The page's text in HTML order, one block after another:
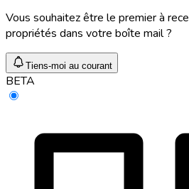
Vous souhaitez être le premier à
propriétés dans votre boîte mail ?
Tiens-moi au courant
BETA